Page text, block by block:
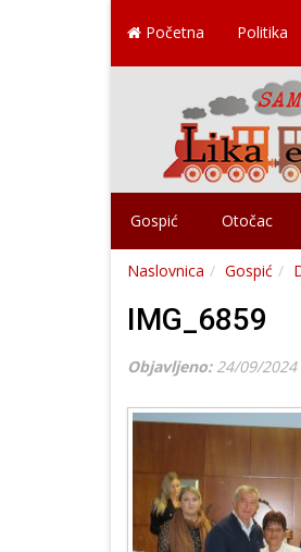
Početna Politika
Gospić Otočac
Naslovnica Gospić
IMG_6859
Objavljeno: 24/09/2024